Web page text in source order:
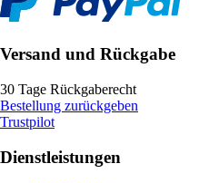
Versand und Rückgabe
30 Tage Rückgaberecht
Bestellung zurückgeben
Trustpilot
Dienstleistungen